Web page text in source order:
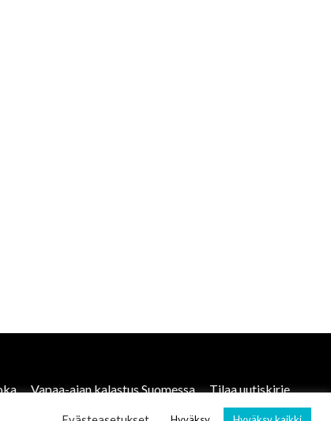
Vapaa-ajan kalastus Suomessa Tilaa uutiskirje